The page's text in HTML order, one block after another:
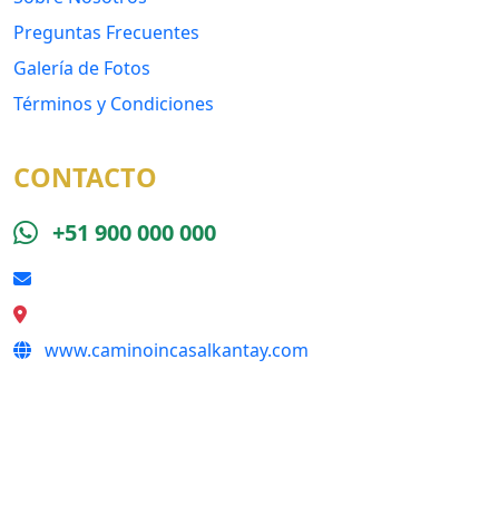
Preguntas Frecuentes
Galería de Fotos
Términos y Condiciones
CONTACTO
+51 900 000 000
www.caminoincasalkantay.com